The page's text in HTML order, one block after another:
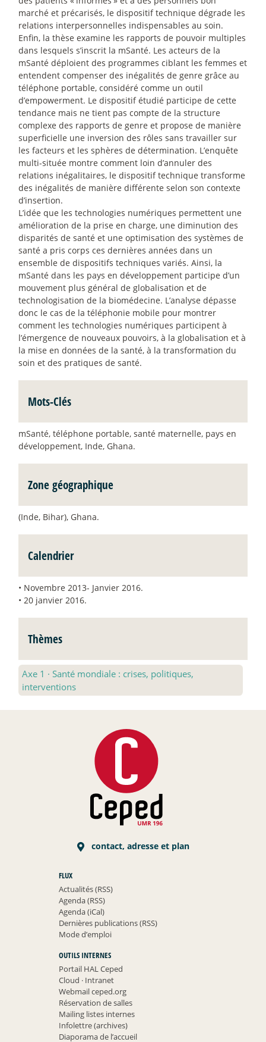
marché et précarisés, le dispositif technique dégrade les
relations interpersonnelles indispensables au soin.
Enfin, la thèse examine les rapports de pouvoir multiples
dans lesquels s’inscrit la mSanté. Les acteurs de la
mSanté déploient des programmes ciblant les femmes et
entendent compenser des inégalités de genre grâce au
téléphone portable, considéré comme un outil
d’empowerment. Le dispositif étudié participe de cette
tendance mais ne tient pas compte de la structure
complexe des rapports de genre et propose de manière
superficielle une inversion des rôles sans travailler sur
les facteurs et les sphères de détermination. L’enquête
multi-située montre comment loin d’annuler des
relations inégalitaires, le dispositif technique transforme
des inégalités de manière différente selon son contexte
d’insertion.
L’idée que les technologies numériques permettent une
amélioration de la prise en charge, une diminution des
disparités de santé et une optimisation des systèmes de
santé a pris corps ces dernières années dans un
ensemble de dispositifs techniques variés. Ainsi, la
mSanté dans les pays en développement participe d’un
mouvement plus général de globalisation et de
technologisation de la biomédecine. L’analyse dépasse
donc le cas de la téléphonie mobile pour montrer
comment les technologies numériques participent à
l’émergence de nouveaux pouvoirs, à la globalisation et à
la mise en données de la santé, à la transformation du
soin et des pratiques de santé.
Mots-Clés
mSanté, téléphone portable, santé maternelle, pays en
développement, Inde, Ghana.
Zone géographique
(Inde, Bihar), Ghana.
Calendrier
• Novembre 2013- Janvier 2016.
• 20 janvier 2016.
Thèmes
Axe 1 · Santé mondiale : crises, politiques,
interventions
contact, adresse et plan
FLUX
Actualités (RSS)
Agenda (RSS)
Agenda (iCal)
Dernières publications (RSS)
Mode d’emploi
OUTILS INTERNES
Portail HAL Ceped
Cloud ·Intranet
Webmail ceped.org
Réservation de salles
Mailing listes internes
Infolettre (archives)
Diaporama de l’accueil